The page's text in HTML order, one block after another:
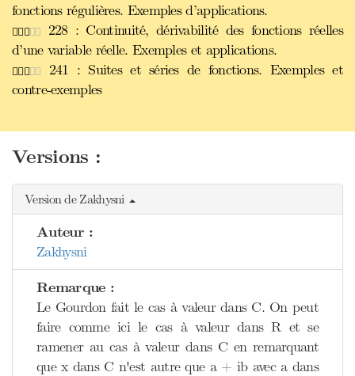
fonctions régulières. Exemples d’applications.
228 : Continuité, dérivabilité des fonctions réelles
d’une variable réelle. Exemples et applications.
241 : Suites et séries de fonctions. Exemples et
contre-exemples
Versions :
Version de Zakhysni
Auteur :
Zakhysni
Remarque :
Le Gourdon fait le cas à valeur dans C. On peut
faire comme ici le cas à valeur dans R et se
ramener au cas à valeur dans C en remarquant
que x dans C n'est autre que a + ib avec a dans